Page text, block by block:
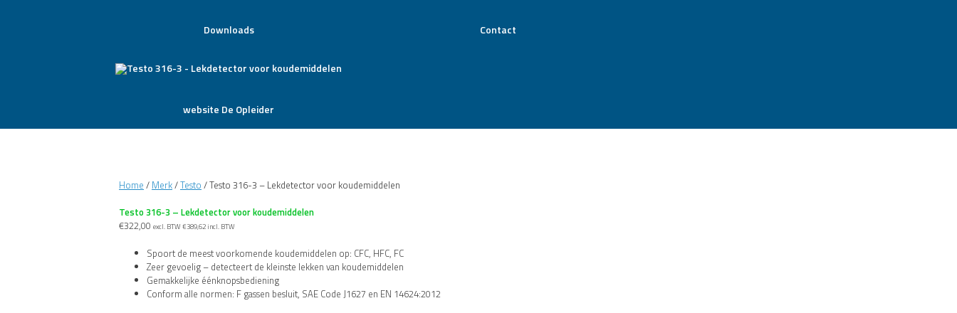
Downloads Contact
website De Opleider
Home / Merk/Testo / Testo 316-3 – Lekdetector voor koudemiddelen
Testo 316-3 – Lekdetector voor koudemiddelen
€322,00 excl. BTW €389,62 incl. BTW
Spoort de meest voorkomende koudemiddelen op: CFC, HFC, FC
Zeer gevoelig – detecteert de kleinste lekken van koudemiddelen
Gemakkelijke éénknopsbediening
Conform alle normen: F gassen besluit, SAE Code J1627 en EN 14624:2012